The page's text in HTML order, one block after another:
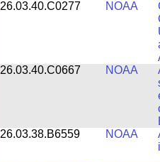
26.03.40.C0277 NOAA
26.03.40.C0667
NOAA
26.03.38.B6559
NOAA